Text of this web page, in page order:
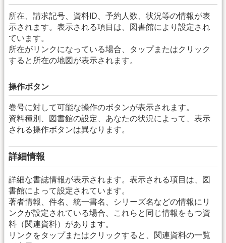
所在、請求記号、資料ID、予約人数、状況等の情報が表
示されます。表示される項目は、図書館により設定され
ています。
所在がリンクになっている場合、タップまたはクリック
すると所在の地図が表示されます。
操作ボタン
巻号に対して可能な操作のボタンが表示されます。
資料種別、図書館の設定、あなたの状況によって、表示
される操作ボタンは異なります。
詳細情報
詳細な書誌情報が表示されます。表示される項目は、図
書館によって設定されています。
著者情報、件名、統一書名、シリーズ名などの情報にリ
ンクが設定されている場合、これらと同じ情報をもつ資
料（関連資料）があります。
リンクをタップまたはクリックすると、関連資料の一覧